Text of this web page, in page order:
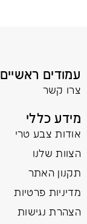
עמודים ראשיים
צרו קשר
מידע כללי
אודות צבע טרי
הצוות שלנו
תקנון האתר
מדיניות פרטיות
הצהרת נגישות